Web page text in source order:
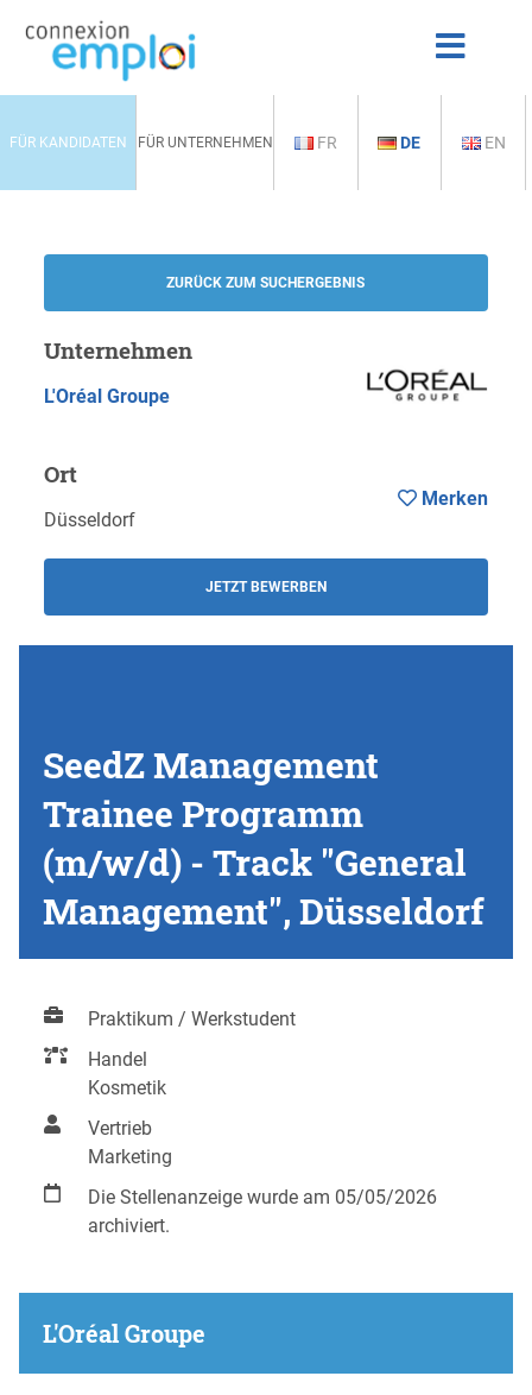
FÜR KANDIDATEN FÜR UNTERNEHMEN FR DE EN
ZURÜCK ZUM SUCHERGEBNIS
Unternehmen
L'Oréal Groupe
Ort
Düsseldorf
JETZT BEWERBEN
Merken
SeedZ Management
Trainee Programm
(m/w/d) - Track "General
Management", Düsseldorf
Praktikum / Werkstudent
Handel
Kosmetik
Vertrieb
Marketing
Die Stellenanzeige wurde am 05/05/2026
archiviert.
L'Oréal Groupe